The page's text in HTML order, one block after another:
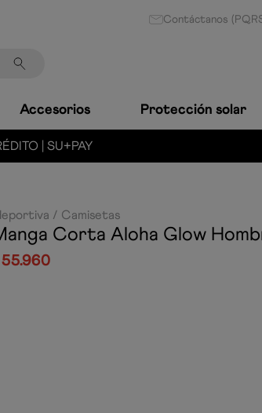
Contáctanos
Accesorios Protección solar
LÍDER MUNDIAL EN NATACIÓN
Camisetas
Corta Aloha Glow
55.960